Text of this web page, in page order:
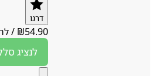
₪54.90
/לחודש
לנציגסלקום